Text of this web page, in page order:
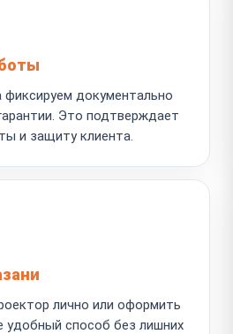
фиксируем документально
Это подтверждает
и защиту клиента.
лично или оформить
удобный способ без лишних